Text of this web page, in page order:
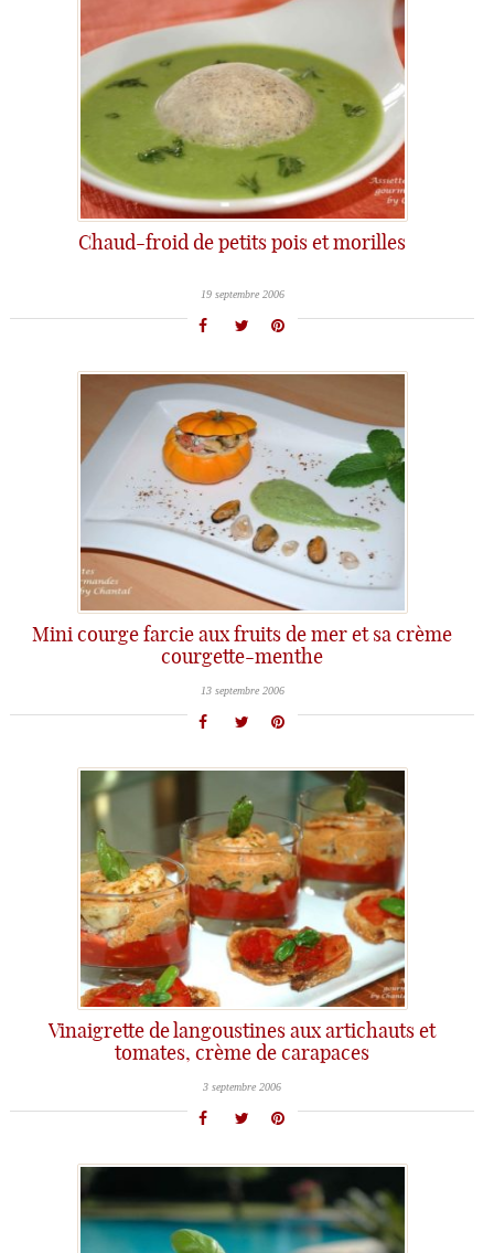
Chaud-froid de petits pois et morilles
19 septembre 2006
Mini courge farcie aux fruits de mer et sa crème
courgette-menthe
13 septembre 2006
Vinaigrette de langoustines aux artichauts et
tomates, crème de carapaces
3 septembre 2006